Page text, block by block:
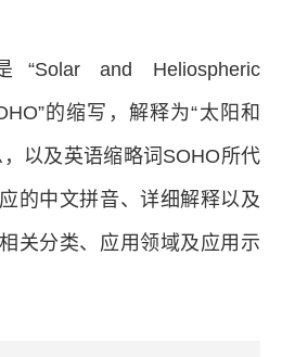
and Heliospheric
的缩写，解释为“太阳和
，以及英语缩略词SOHO所代
的中文拼音、详细解释以及
关分类、应用领域及应用示